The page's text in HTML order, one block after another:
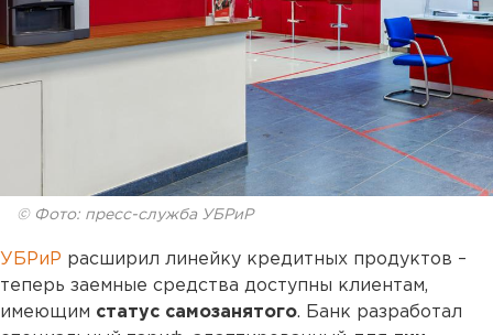
© Фото: пресс-служба УБРиР
УБРиР расширил линейку кредитных продуктов –
теперь заемные средства доступны клиентам,
имеющим статус самозанятого. Банк разработал